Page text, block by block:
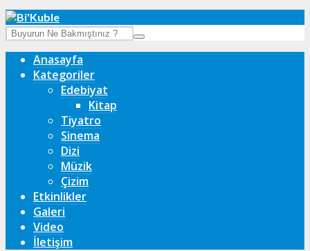
Anasayfa
Kategoriler
Edebiyat
Kitap
Tiyatro
Sinema
Dizi
Müzik
Çizim
Etkinlikler
Galeri
Video
İletişim